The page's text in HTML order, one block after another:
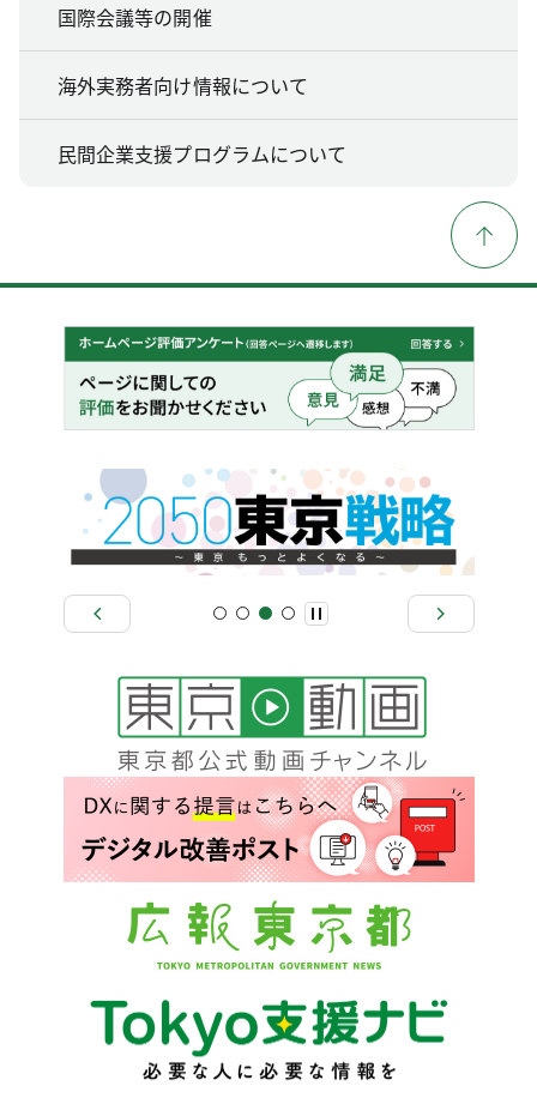
国際会議等の開催
海外実務者向け情報について
民間企業支援プログラムについて